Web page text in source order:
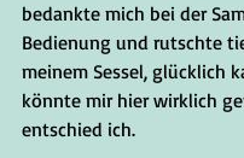
bedankte mich bei der
Bedienung und rutschte
meinem Sessel, glücklich
könnte mir hier wirklich
entschied ich.